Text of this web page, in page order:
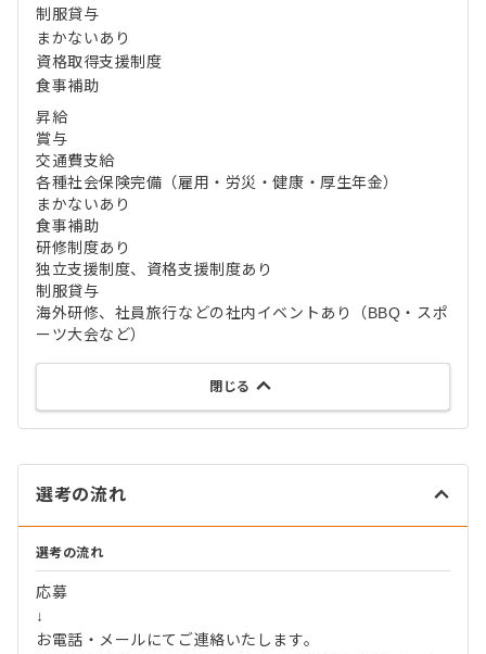
制服貸与
まかないあり
資格取得支援制度
食事補助
昇給
賞与
交通費支給
各種社会保険完備（雇用・労災・健康・厚生年金）
まかないあり
食事補助
研修制度あり
独立支援制度、資格支援制度あり
制服貸与
海外研修、社員旅行などの社内イベントあり（BBQ・スポ
ーツ大会など）
閉じる
選考の流れ
選考の流れ
応募
↓
お電話・メールにてご連絡いたします。